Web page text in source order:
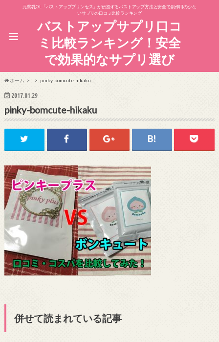
元貧乳OL「バストアッププリンセス」が伝授するバストアップ方法と安全で副作用の少な
いサプリの口コミ比較ランキング
バストアップサプリ口コ
ミ比較ランキング！安全
で効果的なサプリ選び
ホーム pinky-bomcute-hikaku
2017.01.29
pinky-bomcute-hikaku
併せて読まれている記事